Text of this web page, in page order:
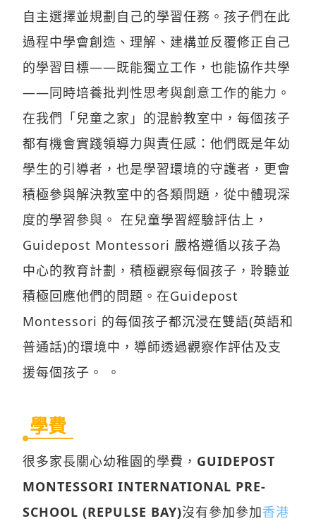
自主選擇並規劃自己的學習任務。孩子們在此
過程中學會創造、理解、建構並反覆修正自己
的學習目標——既能獨立工作，也能協作共學
——同時培養批判性思考與創意工作的能力。
在我們「兒童之家」的混齡教室中，每個孩子
都有機會實踐領導力與責任感：他們既是年幼
學生的引導者，也是學習環境的守護者，更會
積極參與解決教室中的各類問題，從中體現深
度的學習參與。 在兒童學習經驗評估上，
Guidepost Montessori 嚴格遵循以孩子為
中心的教育計劃，積極觀察每個孩子，聆聽並
積極回應他們的問題。在Guidepost
Montessori 的每個孩子都沉浸在雙語(英語和
普通話)的環境中，導師透過觀察作評估及支
援每個孩子。 。
學費
很多家長關心幼稚園的學費， GUIDEPOST
MONTESSORI INTERNATIONAL PRE-
SCHOOL (REPULSE BAY)沒有參加參加香港